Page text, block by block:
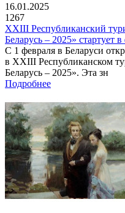
16.01.2025
1267
XXIII Республиканский
Беларусь – 2025» стартует
С 1 февраля в Беларуси
в XXIII Республиканском
Беларусь – 2025». Эта зн
Подробнее